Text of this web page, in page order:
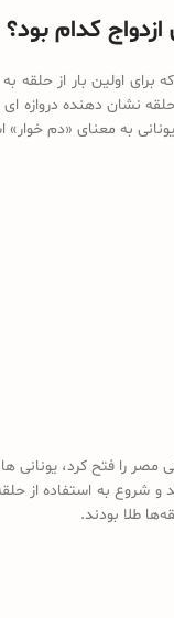
کدام
برای اولین بار از
نشان دهنده دروازه
به معنای «دم
مصر را فتح کرد،
شروع به استفاده از
طلا بودند.